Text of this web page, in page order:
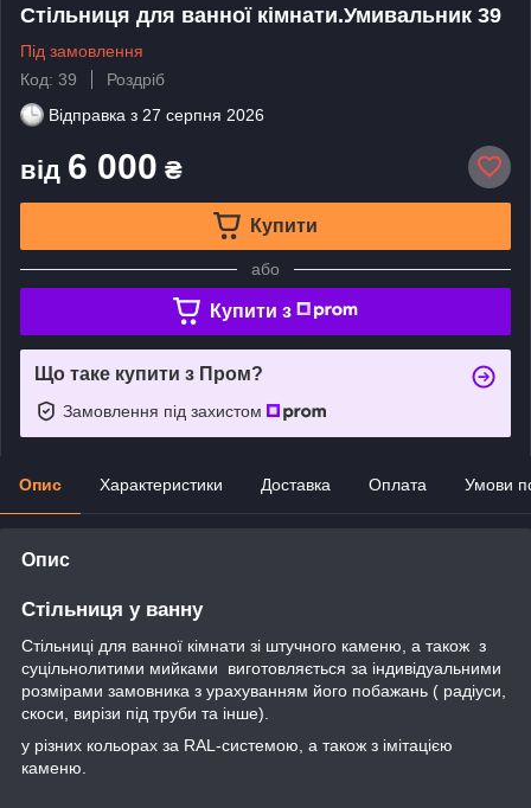
Стільниця для ванної кімнати.Умивальник 39
Під замовлення
Код: 39
Роздріб
Відправка з 27 серпня 2026
від 6 000 ₴
Купити
або
Купити з
Що таке купити з Пром?
Замовлення під захистом
Опис Характеристики Доставка Оплата Умови
Опис
Стільниця у ванну
Стільниці для ванної кімнати зі штучного каменю, а також з
суцільнолитими мийками виготовляється за індивідуальними
розмірами замовника з урахуванням його побажань ( радіуси,
скоси, вирізи під труби та інше).
у різних кольорах за RAL-системою, а також з імітацією
каменю.